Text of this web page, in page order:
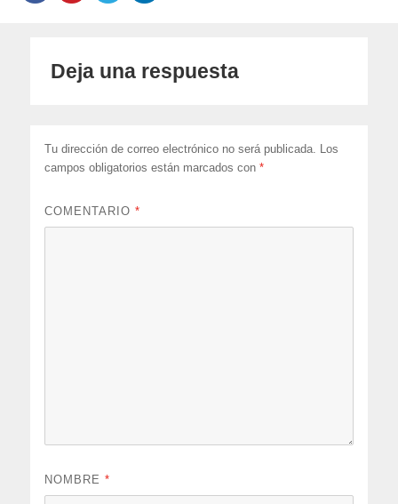
Deja una respuesta
Tu dirección de correo electrónico no será publicada.
Los
campos obligatorios están marcados con*
COMENTARIO*
NOMBRE*